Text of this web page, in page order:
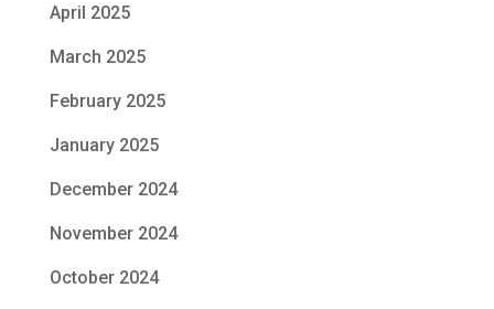
April 2025
March 2025
February 2025
January 2025
December 2024
November 2024
October 2024